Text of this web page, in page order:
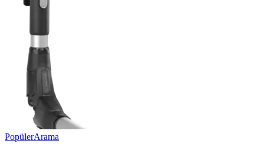
PopülerArama